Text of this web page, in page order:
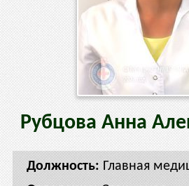
РубцоваАнна
Главная